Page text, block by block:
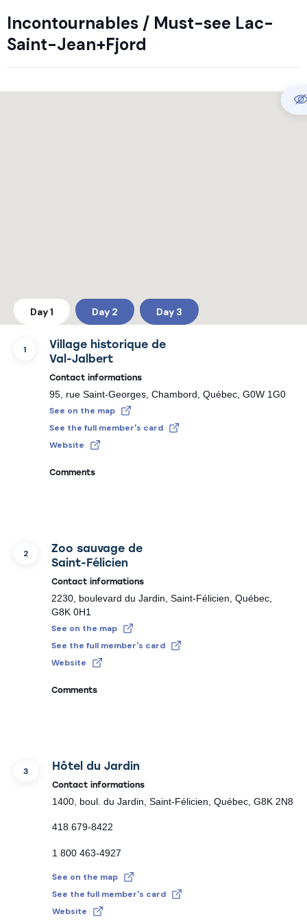
Incontournables / Must-see Lac-
Saint-Jean+Fjord
Day 1 Day 2 Day 3
1
Village historique de
Val-Jalbert
Contact informations
95, rue Saint-Georges, Chambord, Québec, G0W 1G0
See on the map
See the full member's card
Website
Comments
2
Zoo sauvage de
Saint-Félicien
Contact informations
2230, boulevard du Jardin, Saint-Félicien, Québec,
G8K 0H1
See on the map
See the full member's card
Website
Comments
3 Hôtel du Jardin
Contact informations
1400, boul. du Jardin, Saint-Félicien, Québec, G8K 2N8
418 679-8422
1 800 463-4927
See on the map
See the full member's card
Website